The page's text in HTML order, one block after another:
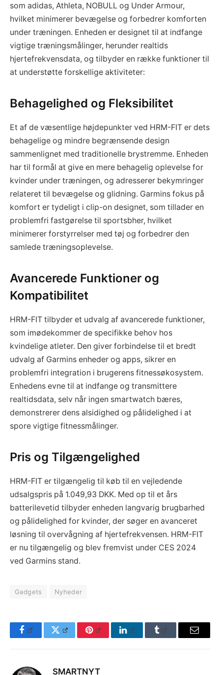
som adidas, Athleta, NOBULL og Under Armour,
hvilket minimerer bevægelse og forbedrer komforten
under træningen. Enheden er designet til at indfange
vigtige træningsmålinger, herunder realtids
hjertefrekvensdata, og tilbyder en række funktioner til
at understøtte forskellige aktiviteter:
Behagelighed og Fleksibilitet
Et af de væsentlige højdepunkter ved HRM-FIT er dets
behagelige og mindre begrænsende design
sammenlignet med traditionelle brystremme. Enheden
har til formål at give en mere behagelig oplevelse for
kvinder under træningen, og adresserer bekymringer
relateret til bevægelse og glidning. Garmins fokus på
komfort er tydeligt i clip-on designet, som tillader en
problemfri fastgørelse til sportsbher, hvilket
minimerer forstyrrelser med tøj og forbedrer den
samlede træningsoplevelse.
Avancerede Funktioner og
Kompatibilitet
HRM-FIT tilbyder et udvalg af avancerede funktioner,
som imødekommer de specifikke behov hos
kvindelige atleter. Den giver forbindelse til et bredt
udvalg af Garmins enheder og apps, sikrer en
problemfri integration i brugerens fitnessøkosystem.
Enhedens evne til at indfange og transmittere
realtidsdata, selv når ingen smartwatch bæres,
demonstrerer dens alsidighed og pålidelighed i at
spore vigtige fitnessmålinger.
Pris og Tilgængelighed
HRM-FIT er tilgængelig til køb til en vejledende
udsalgspris på 1.049,93 DKK. Med op til et års
batterilevetid tilbyder enheden langvarig brugbarhed
og pålidelighed for kvinder, der søger en avanceret
løsning til overvågning af hjertefrekvensen. HRM-FIT
er nu tilgængelig og blev fremvist under CES 2024
ved Garmins stand.
Gadgets Nyheder
FacebookTwitter Pinterest LinkedInTumblr Email
SMARTNYT